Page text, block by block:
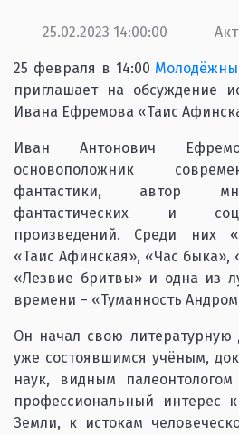
25.02.2023 14:00:00
25 февраля в 14:00
приглашает на обсуждение
Ивана Ефремова «Таис
Иван Антонович
основоположник
фантастики, автор
фантастических и
произведений. Среди них
«Таис Афинская», «Час
«Лезвие бритвы» и одна из
времени – «Туманность
Он начал свою литературную
уже состоявшимся учёным,
наук, видным
профессиональный интерес
Земли, к истокам